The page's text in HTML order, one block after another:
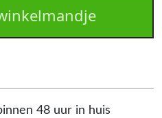
48 uur in huis